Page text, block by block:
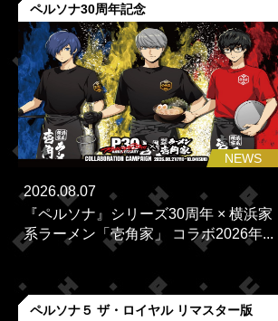
ペルソナ30周年記念
NEWS
2026.08.07
『ペルソナ』シリーズ30周年 × 横浜家
系ラーメン「壱角家」 コラボ2026年...
ペルソナ５ ザ・ロイヤル リマスター版